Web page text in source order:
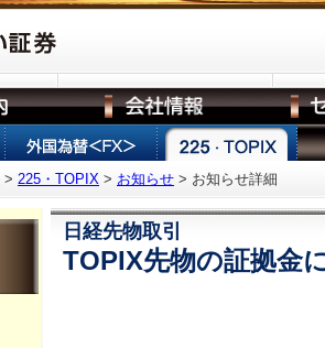
> 225・TOPIX > お知らせ > お知らせ詳細
日経先物取引
TOPIX先物の証拠金